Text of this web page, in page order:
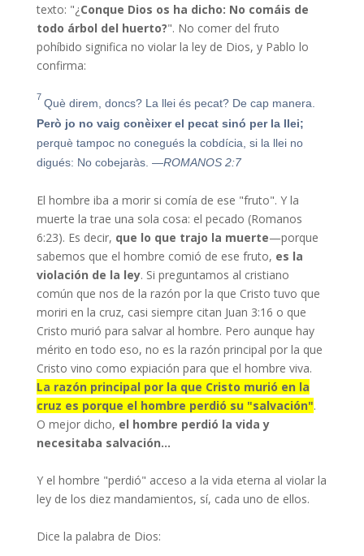
texto: "¿Conque Dios os ha dicho: No comáis de
todo árbol del huerto?". No comer del fruto
pohíbido significa no violar la ley de Dios, y Pablo lo
confirma:
7 Què direm, doncs? La llei és pecat? De cap manera.
Però jo no vaig conèixer el pecat sinó per la llei;
perquè tampoc no conegués la cobdícia, si la llei no
digués: No cobejaràs. —ROMANOS 2:7
El hombre iba a morir si comía de ese "fruto". Y la
muerte la trae una sola cosa: el pecado (Romanos
6:23). Es decir, que lo que trajo la muerte—porque
sabemos que el hombre comió de ese fruto, es la
violación de la ley. Si preguntamos al cristiano
común que nos de la razón por la que Cristo tuvo que
moriri en la cruz, casi siempre citan Juan 3:16 o que
Cristo murió para salvar al hombre. Pero aunque hay
mérito en todo eso, no es la razón principal por la que
Cristo vino como expiación para que el hombre viva.
La razón principal por la que Cristo murió en la
cruz es porque el hombre perdió su "salvación".
O mejor dicho, el hombre perdió la vida y
necesitaba salvación…
Y el hombre "perdió" acceso a la vida eterna al violar la
ley de los diez mandamientos, sí, cada uno de ellos.
Dice la palabra de Dios: